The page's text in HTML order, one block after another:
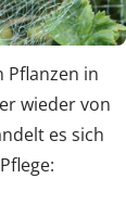
Pflanzen in
wieder von
es sich